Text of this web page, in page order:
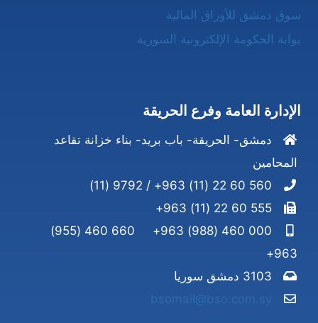
سوق دمشق للأوراق المالية
بوابة الحكومة الإلكترونية السورية
الإدارة العامة وفرع الحريقة
دمشق- الحريقة- باب بريد- بناء خزانة تقاعد
المحامين
560 60 22 (11) 963+ / 9792 (11)
555 60 22 (11) 963+
000 460 (988) 963+
660 460 (955)
963+
3103 دمشق سوريا
bsomail@bso.com.sy